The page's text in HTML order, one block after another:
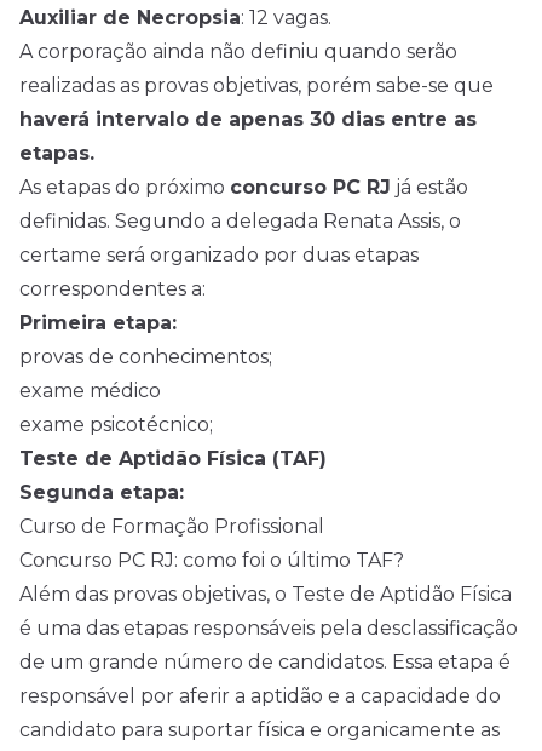
Auxiliar de Necropsia: 12 vagas.
A corporação ainda não definiu quando serão
realizadas as provas objetivas, porém sabe-se que
haverá intervalo de apenas 30 dias entre as
etapas.
As etapas do próximo concurso PC RJ já estão
definidas. Segundo a delegada Renata Assis, o
certame será organizado por duas etapas
correspondentes a:
Primeira etapa:
provas de conhecimentos;
exame médico
exame psicotécnico;
Teste de Aptidão Física (TAF)
Segunda etapa:
Curso de Formação Profissional
Concurso PC RJ: como foi o último TAF?
Além das provas objetivas, o Teste de Aptidão Física
é uma das etapas responsáveis pela desclassificação
de um grande número de candidatos. Essa etapa é
responsável por aferir a aptidão e a capacidade do
candidato para suportar física e organicamente as